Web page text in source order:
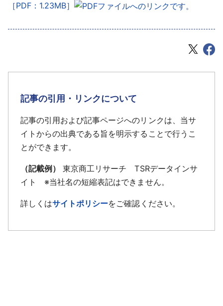
［PDF：1.23MB］
記事の引用・リンクについて
記事の引用および記事ページへのリンクは、当サ
イトからの出典である旨を明示することで行うこ
とができます。
（記載例）
東京商工リサーチ TSRデータインサ
イト ※当社名の短縮表記はできません。
詳しくはサイトポリシーをご確認ください。